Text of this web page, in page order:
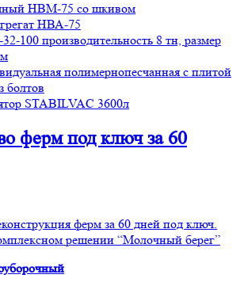
НВМ-75 со шкивом
НВА-75
100 производительность 8 тн, размер
полимернопесчанная с плитой
болтов
STABILVAC 3600л
фермпод ключ за 60
ферм за 60 дней под ключ.
решении “Молочный берег”